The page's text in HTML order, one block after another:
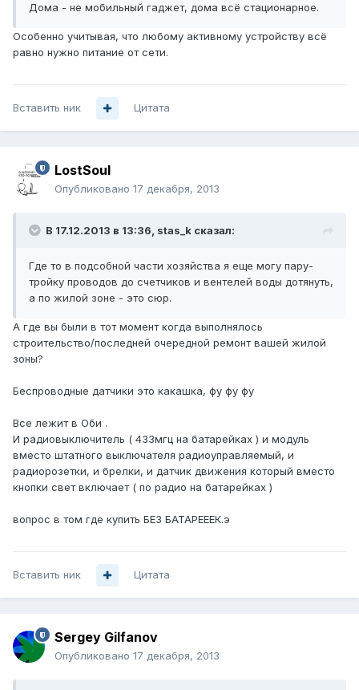
Дома - не мобильный гаджет, дома всё стационарное.
Особенно учитывая, что любому активному устройству всё
равно нужно питание от сети.
Вставить ник Цитата
LostSoul
Опубликовано 17 декабря, 2013
В 17.12.2013 в 13:36, stas_k сказал:
Где то в подсобной части хозяйства я еще могу пару-
тройку проводов до счетчиков и вентелей воды дотянуть,
а по жилой зоне - это сюр.
А где вы были в тот момент когда выполнялось
строительство/последней очередной ремонт вашей жилой
зоны?
Беспроводные датчики это какашка, фу фу фу
Все лежит в Оби .
И радиовыключитель ( 433мгц на батарейках ) и модуль
вместо штатного выключателя радиоуправляемый, и
радиорозетки, и брелки, и датчик движения который вместо
кнопки свет включает ( по радио на батарейках )
вопрос в том где купить БЕЗ БАТАРЕЕЕК.э
Вставить ник Цитата
Sergey Gilfanov
Опубликовано 17 декабря, 2013